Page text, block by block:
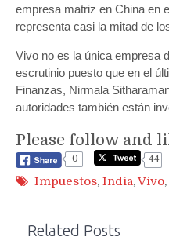
empresa matriz en China en
representa casi la mitad de
Vivo no es la única empresa
escrutinio puesto que en el
Finanzas, Nirmala
autoridades también están
Please follow and
0
44
Impuestos, India,Vivo,
Related Posts